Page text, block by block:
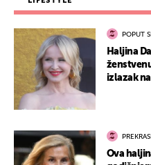
POPUT
Haljina
izlazak
Ova